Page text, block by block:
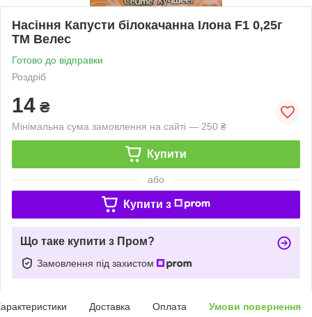
Насіння Капусти білокачанна Ілона F1 0,25г
ТМ Велес
Готово до відправки
Роздріб
14 ₴
Мінімальна сума замовлення на сайті — 250 ₴
Купити
або
Купити з
Що таке купити з Пром?
Замовлення під захистом
Доставка Оплата Умови повернення